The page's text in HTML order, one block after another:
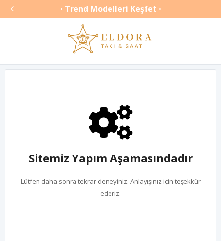
 • Trend Modelleri Keşfet •
Sitemiz Yapım Aşamasındadır
Lütfen daha sonra tekrar deneyiniz. Anlayışınız için teşekkür
ederiz.